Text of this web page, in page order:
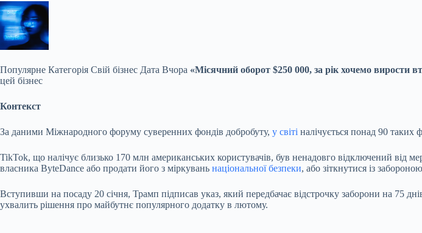
Популярне Категорія Свій бізнес Дата Вчора «Місячний оборот $250 000, за рік хочемо вирости
цей бізнес
Контекст
За даними Міжнародного форуму суверенних фондів добробуту, у світі налічується понад 90 таких
TikTok, що налічує близько 170 млн американських користувачів, був ненадовго відключений від
власника ByteDance або продати його з міркувань національної безпеки, або зіткнутися із
Вступивши на посаду 20 січня, Трамп підписав указ, який передбачає відстрочку заборони на 75
ухвалить рішення про майбутнє популярного додатку в лютому.